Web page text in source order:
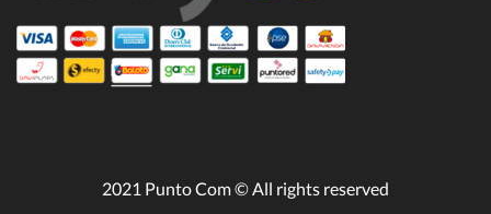
2021 Punto Com © All rights reserved